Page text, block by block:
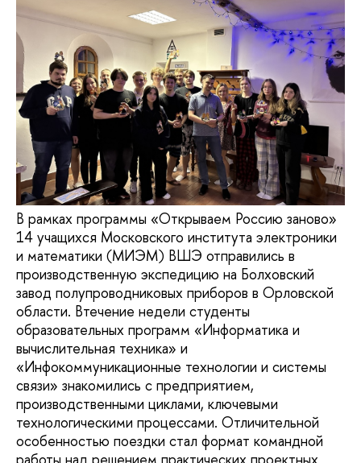
В рамках программы «Открываем Россию заново»
14 учащихся Московского института электроники
и математики (МИЭМ) ВШЭ отправились в
производственную экспедицию на Болховский
завод полупроводниковых приборов в Орловской
области. Втечение недели студенты
образовательных программ «Информатика и
вычислительная техника» и
«Инфокоммуникационные технологии и системы
связи» знакомились с предприятием,
производственными циклами, ключевыми
технологическими процессами. Отличительной
особенностью поездки стал формат командной